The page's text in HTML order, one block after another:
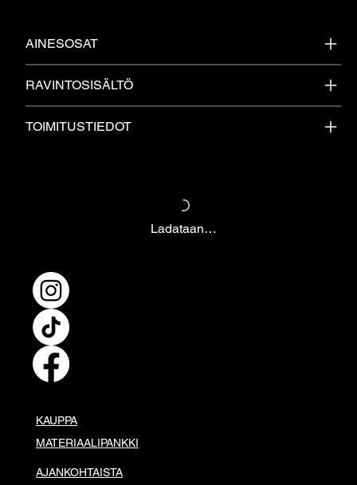
AINESOSAT
RAVINTOSISÄLTÖ
TOIMITUSTIEDOT
Ladataan…
KAUPPA
MATERIAALIPANKKI
AJANKOHTAISTA